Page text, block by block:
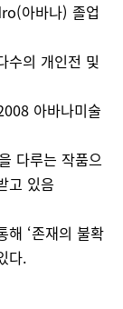
아바나) 졸업
수의 개인전 및
아바나미술
다루는 작품으
고 있음
해 ‘존재의 불확
다.